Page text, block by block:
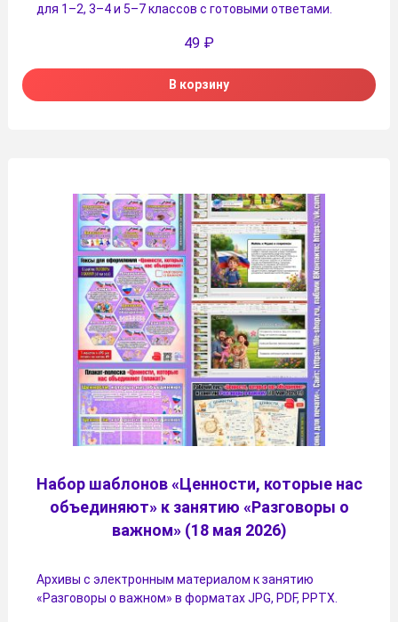
для 1–2, 3–4 и 5–7 классов с готовыми ответами.
49 ₽
В корзину
Набор шаблонов «Ценности, которые нас
объединяют» к занятию «Разговоры о
важном» (18 мая 2026)
Архивы с электронным материалом к занятию
«Разговоры о важном» в форматах JPG, PDF, PPTX.